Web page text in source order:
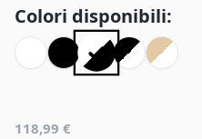
Colori disponibili:
118,99 €